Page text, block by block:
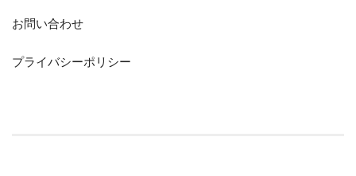
お問い合わせ
プライバシーポリシー